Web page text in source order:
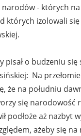
- których na
których izolowali
pisał o budzeniu
Na
że na południu
się narodowość
podłoże aż nazbyt
ażeby się na